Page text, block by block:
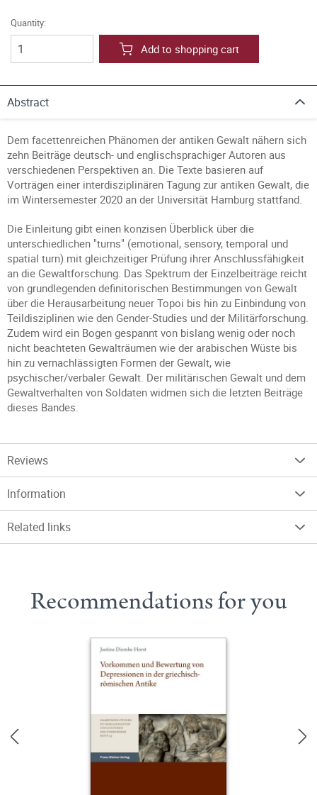
Quantity:
Add to shopping cart
Abstract
Dem facettenreichen Phänomen der antiken Gewalt nähern sich
zehn Beiträge deutsch- und englischsprachiger Autoren aus
verschiedenen Perspektiven an. Die Texte basieren auf
Vorträgen einer interdisziplinären Tagung zur antiken Gewalt, die
im Wintersemester 2020 an der Universität Hamburg stattfand.
Die Einleitung gibt einen konzisen Überblick über die
unterschiedlichen "turns" (emotional, sensory, temporal und
spatial turn) mit gleichzeitiger Prüfung ihrer Anschlussfähigkeit
an die Gewaltforschung. Das Spektrum der Einzelbeiträge reicht
von grundlegenden definitorischen Bestimmungen von Gewalt
über die Herausarbeitung neuer Topoi bis hin zu Einbindung von
Teildisziplinen wie den Gender-Studies und der Militärforschung.
Zudem wird ein Bogen gespannt von bislang wenig oder noch
nicht beachteten Gewalträumen wie der arabischen Wüste bis
hin zu vernachlässigten Formen der Gewalt, wie
psychischer/verbaler Gewalt. Der militärischen Gewalt und dem
Gewaltverhalten von Soldaten widmen sich die letzten Beiträge
dieses Bandes.
Reviews
Information
Related links
Recommendations for you